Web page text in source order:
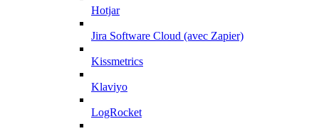
Hotjar
Jira Software Cloud (avec Zapier)
Kissmetrics
Klaviyo
LogRocket